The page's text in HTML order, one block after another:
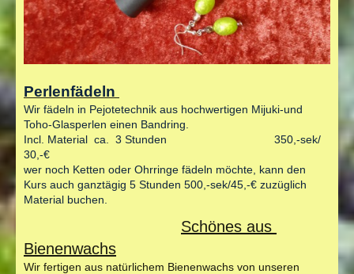
Perlenfädeln
Wir fädeln in Pejotetechnik aus hochwertigen Mijuki-und
Toho-Glasperlen einen Bandring.
Incl. Material ca. 3 Stunden
350,-sek/
30,-€
wer noch Ketten oder Ohrringe fädeln möchte, kann den
Kurs auch ganztägig 5 Stunden 500,-sek/45,-€ zuzüglich
Material buchen.
Schönes aus
Bienenwachs
Wir fertigen aus natürlichem Bienenwachs von unseren